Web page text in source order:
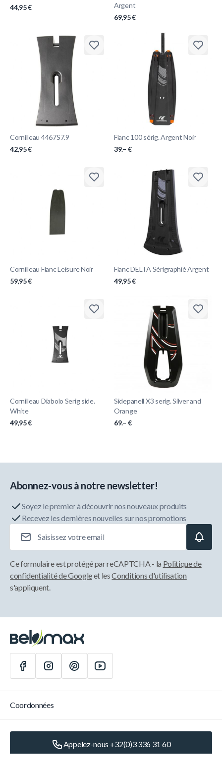
44,95 €
Argent
69,95 €
Cornilleau 4467S7.9
42,95 €
Flanc 100 sérig. Argent Noir
39.– €
Cornilleau Flanc Leisure Noir
59,95 €
Flanc DELTA Sérigraphié Argent
49,95 €
Cornilleau Diabolo Serig side.
White
49,95 €
Sidepanell X3 serig. Silver and
Orange
69.– €
Abonnez-vous à notre newsletter!
Soyez le premier à découvrir nos nouveaux produits
Recevez les dernières nouvelles sur nos promotions
Ce formulaire est protégé par reCAPTCHA - la Politique de
confidentialité de Googleet lesConditions d'utilisation
s'appliquent.
Coordonnées
Appelez-nous +32(0)3 336 31 60